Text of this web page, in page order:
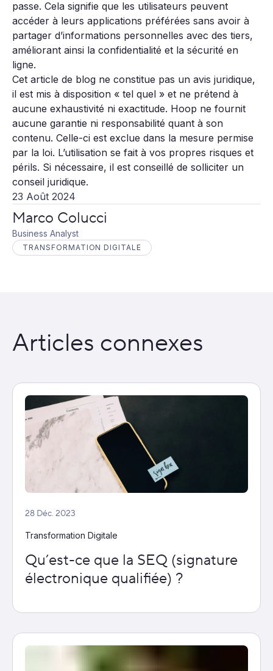
23 Août 2024
Marco Colucci
Business Analyst
TRANSFORMATION DIGITALE
passe. Cela signifie que les utilisateurs peuvent
accéder à leurs applications préférées sans avoir à
partager d’informations personnelles avec des tiers,
améliorant ainsi la confidentialité et la sécurité en
ligne.
Cet article de blog ne constitue pas un avis juridique,
il est mis à disposition « tel quel » et ne prétend à
aucune exhaustivité ni exactitude. Hoop ne fournit
aucune garantie ni responsabilité quant à son
contenu. Celle-ci est exclue dans la mesure permise
par la loi. L’utilisation se fait à vos propres risques et
périls. Si nécessaire, il est conseillé de solliciter un
conseil juridique.
Articles connexes
28 Déc. 2023
Transformation Digitale
Qu’est-ce que la SEQ (signature
électronique qualifiée) ?